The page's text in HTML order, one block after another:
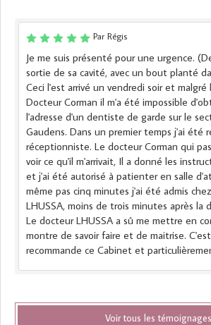
Par Régis
Je me suis présenté pour une urgence.
sortie de sa cavité, avec un bout planté
Ceci l'est arrivé un vendredi soir et
Docteur Corman il m'a été impossible
l'adresse d'un dentiste de garde sur le
Gaudens. Dans un premier temps j'ai été
réceptionniste. Le docteur Corman qui
voir ce qu'il m'arrivait, Il a donné les
et j'ai été autorisé à patienter en salle
même pas cinq minutes j'ai été admis
LHUSSA, moins de trois minutes après
Le docteur LHUSSA a sû me mettre en
montre de savoir faire et de maitrise.
recommande ce Cabinet et
Voir tous les témoignages